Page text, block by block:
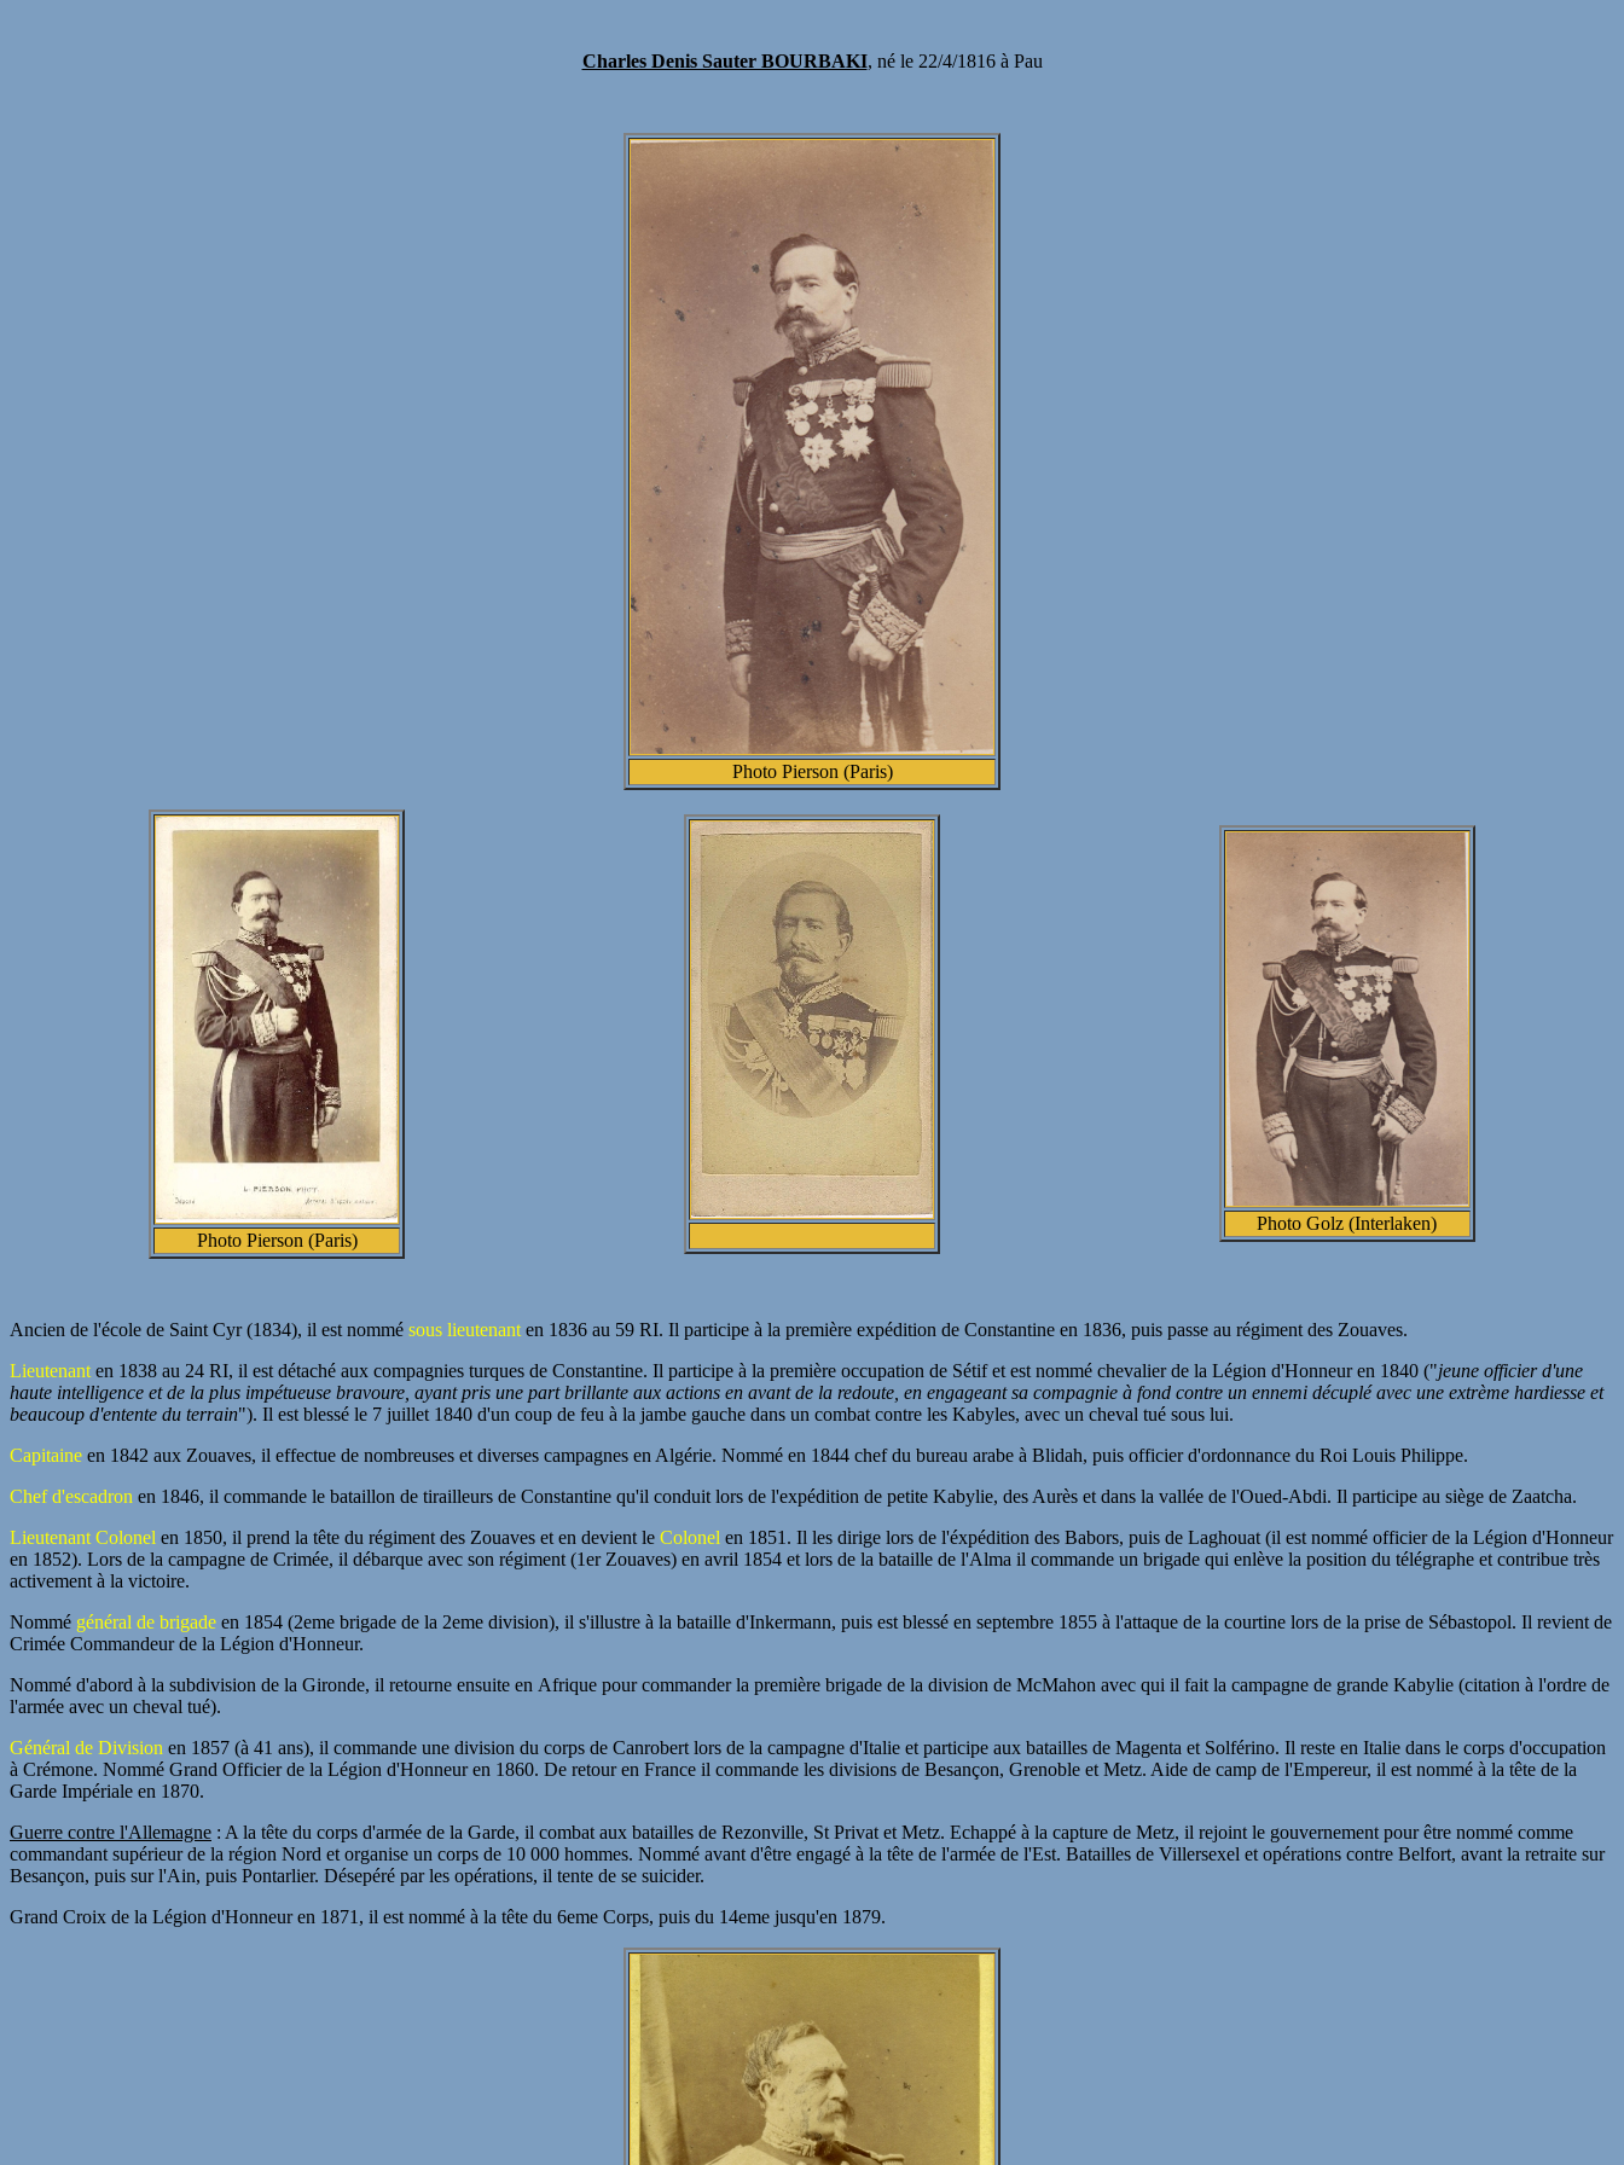
Charles Denis Sauter BOURBAKI, né le 22/4/1816 à Pau
Photo Pierson (Paris)
Photo Pierson (Paris)
Photo Golz (Interlaken)
Ancien de l'école de Saint Cyr (1834), il est nommé sous lieutenant en 1836 au 59 RI. Il participe à la première expédition de Constantine en 1836, puis passe au régiment des Zouaves.
Lieutenant en 1838 au 24 RI, il est détaché aux compagnies turques de Constantine. Il participe à la première occupation de Sétif et est nommé chevalier de la Légion d'Honneur en 1840 ("jeune officier d'une
haute intelligence et de la plus impétueuse bravoure, ayant pris une part brillante aux actions en avant de la redoute, en engageant sa compagnie à fond contre un ennemi décuplé avec une extrème hardiesse et
beaucoup d'entente du terrain"). Il est blessé le 7 juillet 1840 d'un coup de feu à la jambe gauche dans un combat contre les Kabyles, avec un cheval tué sous lui.
Capitaine en 1842 aux Zouaves, il effectue de nombreuses et diverses campagnes en Algérie. Nommé en 1844 chef du bureau arabe à Blidah, puis officier d'ordonnance du Roi Louis Philippe.
Chef d'escadron en 1846, il commande le bataillon de tirailleurs de Constantine qu'il conduit lors de l'expédition de petite Kabylie, des Aurès et dans la vallée de l'Oued-Abdi. Il participe au siège de Zaatcha.
Lieutenant Colonel en 1850, il prend la tête du régiment des Zouaves et en devient le Colonel en 1851. Il les dirige lors de l'éxpédition des Babors, puis de Laghouat (il est nommé officier de la Légion d'Honneur
en 1852). Lors de la campagne de Crimée, il débarque avec son régiment (1er Zouaves) en avril 1854 et lors de la bataille de l'Alma il commande un brigade qui enlève la position du télégraphe et contribue très
activement à la victoire.
Nommé général de brigade en 1854 (2eme brigade de la 2eme division), il s'illustre à la bataille d'Inkermann, puis est blessé en septembre 1855 à l'attaque de la courtine lors de la prise de Sébastopol. Il revient de
Crimée Commandeur de la Légion d'Honneur.
Nommé d'abord à la subdivision de la Gironde, il retourne ensuite en Afrique pour commander la première brigade de la division de McMahon avec qui il fait la campagne de grande Kabylie (citation à l'ordre de
l'armée avec un cheval tué).
Général de Division en 1857 (à 41 ans), il commande une division du corps de Canrobert lors de la campagne d'Italie et participe aux batailles de Magenta et Solférino. Il reste en Italie dans le corps d'occupation
à Crémone. Nommé Grand Officier de la Légion d'Honneur en 1860. De retour en France il commande les divisions de Besançon, Grenoble et Metz. Aide de camp de l'Empereur, il est nommé à la tête de la
Garde Impériale en 1870.
Guerre contre l'Allemagne : A la tête du corps d'armée de la Garde, il combat aux batailles de Rezonville, St Privat et Metz. Echappé à la capture de Metz, il rejoint le gouvernement pour être nommé comme
commandant supérieur de la région Nord et organise un corps de 10 000 hommes. Nommé avant d'être engagé à la tête de l'armée de l'Est. Batailles de Villersexel et opérations contre Belfort, avant la retraite sur
Besançon, puis sur l'Ain, puis Pontarlier. Désepéré par les opérations, il tente de se suicider.
Grand Croix de la Légion d'Honneur en 1871, il est nommé à la tête du 6eme Corps, puis du 14eme jusqu'en 1879.